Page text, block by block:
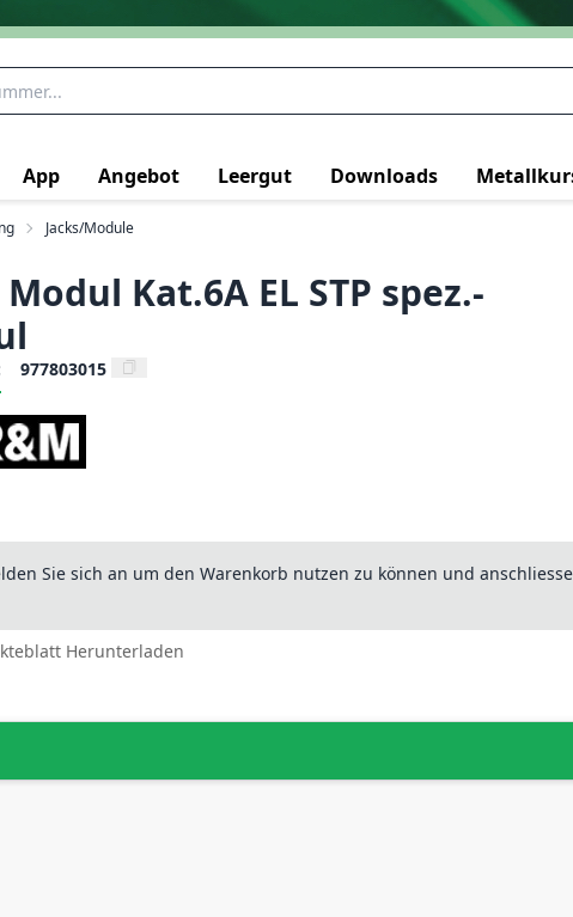
App Angebot Leergut Downloads
Jacks/Module
Kat.6A EL STP spez.-
977803015
Sie sich an um den Warenkorb nutzen zu können und
Herunterladen